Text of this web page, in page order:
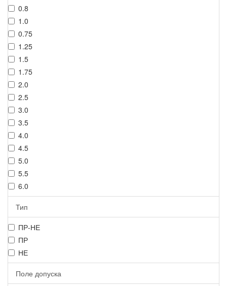
0.8
1.0
0.75
1.25
1.5
1.75
2.0
2.5
3.0
3.5
4.0
4.5
5.0
5.5
6.0
Тип
ПР-НЕ
ПР
НЕ
Поле допуска